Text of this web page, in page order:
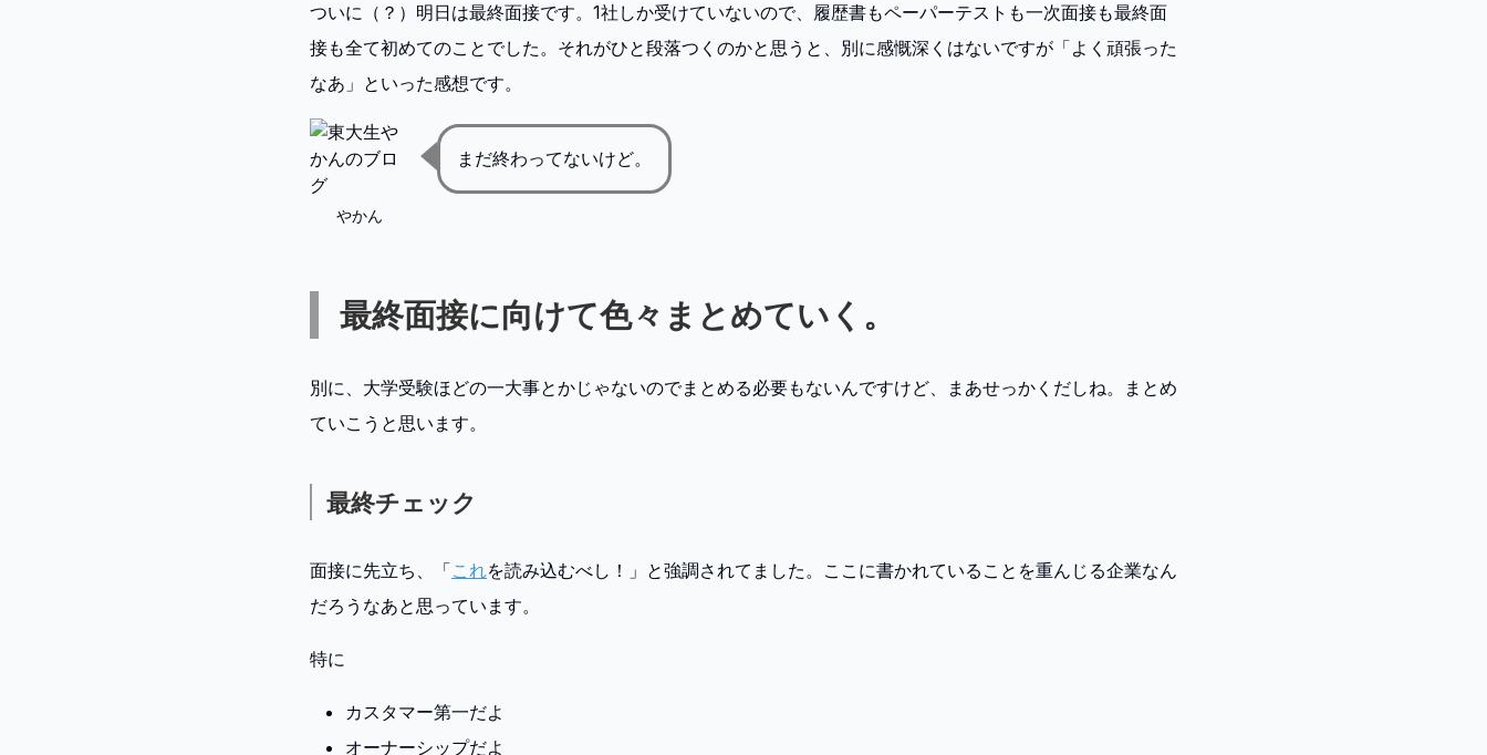
ついに（？）明日は最終面接です。1社しか受けていないので、履歴書もペーパーテストも一次面接も最終面
接も全て初めてのことでした。それがひと段落つくのかと思うと、別に感慨深くはないですが「よく頑張った
なあ」といった感想です。
やかん
まだ終わってないけど。
最終面接に向けて色々まとめていく。
別に、大学受験ほどの一大事とかじゃないのでまとめる必要もないんですけど、まあせっかくだしね。まとめ
ていこうと思います。
最終チェック
面接に先立ち、「これを読み込むべし！」と強調されてました。ここに書かれていることを重んじる企業なん
だろうなあと思っています。
特に
カスタマー第一だよ
オーナーシップだよ